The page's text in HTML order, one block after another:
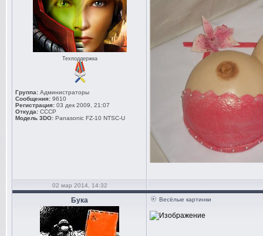
Техподдержка
Группа: Администраторы
Сообщения: 9610
Регистрация: 03 дек 2009, 21:07
Откуда: СССР
Модель 3DO: Panasonic FZ-10 NTSC-U
02 мар 2014, 14:32
Бука Весёлые картинки